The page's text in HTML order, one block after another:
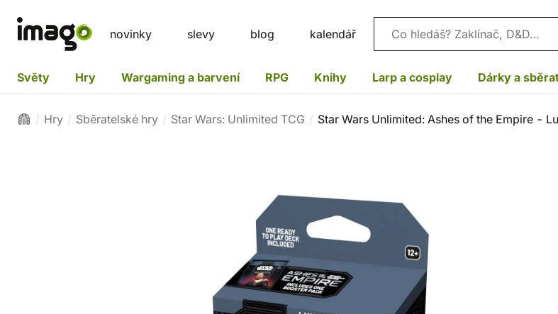
novinky slevy blog kalendář Vyhledávání
Světy Hry Wargaming a barvení RPG Knihy Larp a cosplay Dárky a
Hry Sběratelské hry Star Wars: Unlimited TCG Star Wars Unlimited: Ashes of the Empire -